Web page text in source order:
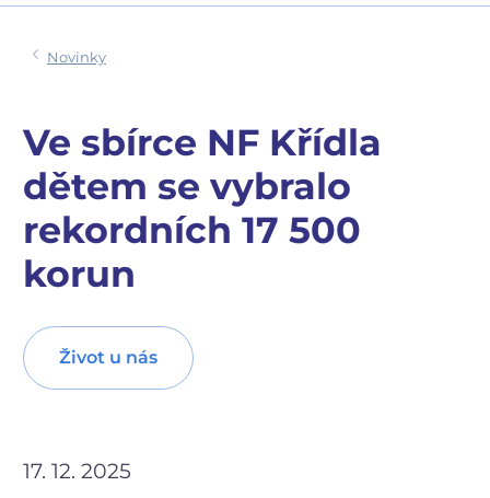
Novinky
Ve sbírce NF Křídla
dětem se vybralo
rekordních 17 500
korun
Život u nás
17. 12. 2025